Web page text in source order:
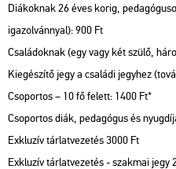
Diákoknak 26 éves korig,
igazolvánnyal): 900 Ft
Családoknak (egy vagy két szülő,
Kiegészítő jegy a családi jegyhez
Csoportos – 10 fő felett: 1400 Ft*
Csoportos diák, pedagógus és
Exkluzív tárlatvezetés 3000 Ft
Exkluzív tárlatvezetés - szakmai jegy